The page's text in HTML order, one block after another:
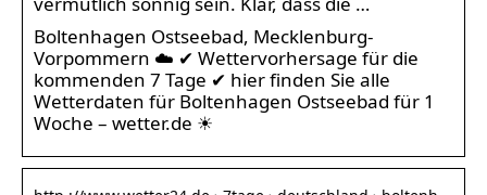
Boltenhagen Ostseebad, Mecklenburg-
Vorpommern ☁️ ✔ Wettervorhersage für die
kommenden 7 Tage ✔ hier finden Sie alle
Wetterdaten für Boltenhagen Ostseebad für 1
Woche – wetter.de ☀